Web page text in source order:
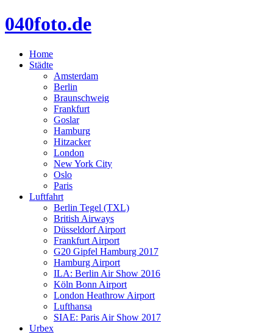
040foto.de
Home
Städte
Amsterdam
Berlin
Braunschweig
Frankfurt
Goslar
Hamburg
Hitzacker
London
New York City
Oslo
Paris
Luftfahrt
Berlin Tegel (TXL)
British Airways
Düsseldorf Airport
Frankfurt Airport
G20 Gipfel Hamburg 2017
Hamburg Airport
ILA: Berlin Air Show 2016
Köln Bonn Airport
London Heathrow Airport
Lufthansa
SIAE: Paris Air Show 2017
Urbex